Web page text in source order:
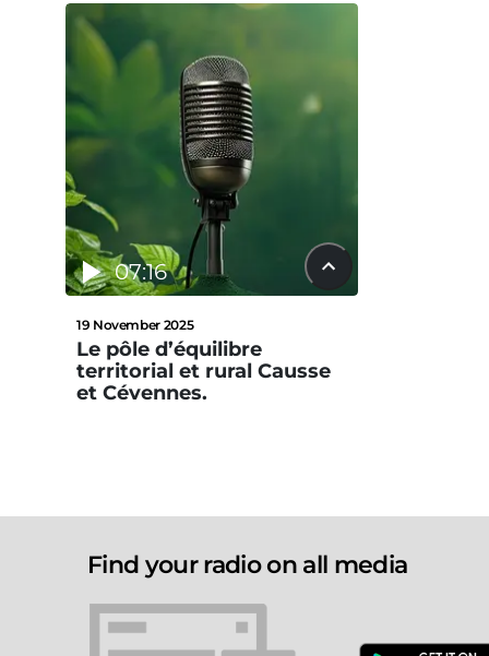
07:16
19 November 2025
Le pôle d’équilibre
territorial et rural Causse
et Cévennes.
Find your radio on all media